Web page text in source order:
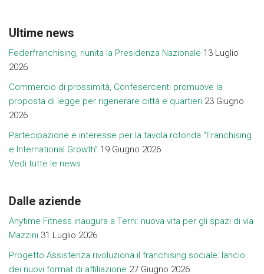
Ultime news
Federfranchising, riunita la Presidenza Nazionale 13 Luglio
2026
Commercio di prossimità, Confesercenti promuove la
proposta di legge per rigenerare città e quartieri 23 Giugno
2026
Partecipazione e interesse per la tavola rotonda “Franchising
e International Growth” 19 Giugno 2026
Vedi tutte le news
Dalle aziende
Anytime Fitness inaugura a Terni: nuova vita per gli spazi di via
Mazzini 31 Luglio 2026
Progetto Assistenza rivoluziona il franchising sociale: lancio
dei nuovi format di affiliazione 27 Giugno 2026